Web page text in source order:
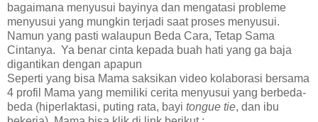
bagaimana menyusui bayinya dan mengatasi probleme
menyusui yang mungkin terjadi saat proses menyusui.
Namun yang pasti walaupun Beda Cara, Tetap Sama
Cintanya. Ya benar cinta kepada buah hati yang ga baja
digantikan dengan apapun
Seperti yang bisa Mama saksikan video kolaborasi bersama
4 profil Mama yang memiliki cerita menyusui yang berbeda-
beda (hiperlaktasi, puting rata, bayi tongue tie, dan ibu